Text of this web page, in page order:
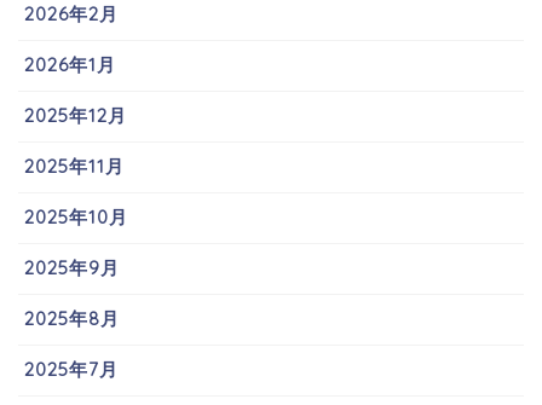
2026年2月
2026年1月
2025年12月
2025年11月
2025年10月
2025年9月
2025年8月
2025年7月